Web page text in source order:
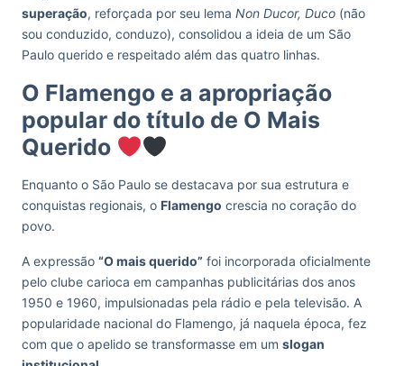
superação, reforçada por seu lema Non Ducor, Duco (não
sou conduzido, conduzo), consolidou a ideia de um São
Paulo querido e respeitado além das quatro linhas.
O Flamengo e a apropriação
popular do título de O Mais
Querido
Enquanto o São Paulo se destacava por sua estrutura e
conquistas regionais, o Flamengo crescia no coração do
povo.
A expressão “O mais querido” foi incorporada oficialmente
pelo clube carioca em campanhas publicitárias dos anos
1950 e 1960, impulsionadas pela rádio e pela televisão. A
popularidade nacional do Flamengo, já naquela época, fez
com que o apelido se transformasse em um slogan